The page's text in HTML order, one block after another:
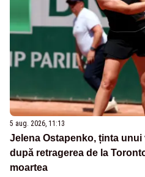
5 aug. 2026, 11:13
Jelena Ostapenko, ținta
după retragerea de la
moartea